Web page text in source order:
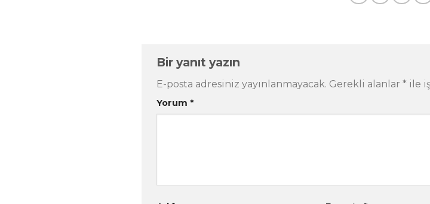
Bir yanıt yazın
E-posta adresiniz yayınlanmayacak. Gerekli alanlar * ile
Yorum *